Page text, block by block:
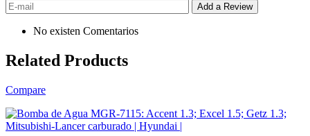
No existen Comentarios
Related Products
Compare